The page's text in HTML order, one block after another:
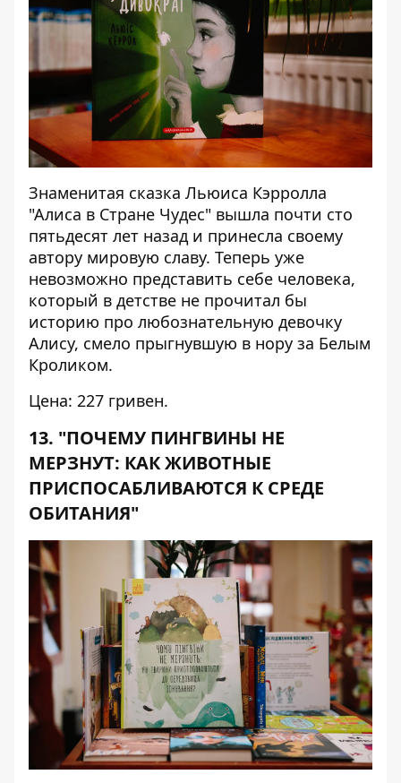
Знаменитая сказка Льюиса Кэрролла
"Алиса в Стране Чудес" вышла почти сто
пятьдесят лет назад и принесла своему
автору мировую славу. Теперь уже
невозможно представить себе человека,
который в детстве не прочитал бы
историю про любознательную девочку
Алису, смело прыгнувшую в нору за Белым
Кроликом.
Цена: 227 гривен.
13. "ПОЧЕМУ ПИНГВИНЫ НЕ
МЕРЗНУТ: КАК ЖИВОТНЫЕ
ПРИСПОСАБЛИВАЮТСЯ К СРЕДЕ
ОБИТАНИЯ"